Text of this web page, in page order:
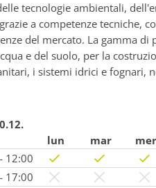
tecnologie ambientali,
a competenze tecniche,
del mercato. La gamma
e del suolo, per la
i sistemi idrici e fognari,
lun
mar mer
12:00
17:00